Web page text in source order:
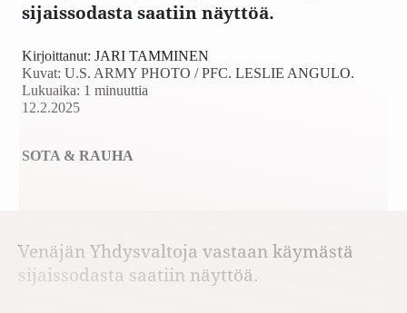
sijaissodasta saatiin näyttöä.
12.2.2025
Kirjoittanut: JARI TAMMINEN
Kuvat: U.S. ARMY PHOTO / PFC. LESLIE ANGULO.
Lukuaika: 1 minuuttia
SOTA & RAUHA
Venäjän Yhdysvaltoja vastaan käymästä
sijaissodasta saatiin näyttöä.